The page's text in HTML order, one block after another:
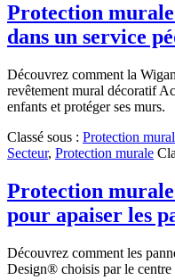
Protection
dans un service
Découvrez comment la
revêtement mural décoratif
enfants et protéger ses murs.
Classé sous : Protection
Secteur, Protection murale
Protection
pour apaiser les
Découvrez comment les
Design® choisis par le